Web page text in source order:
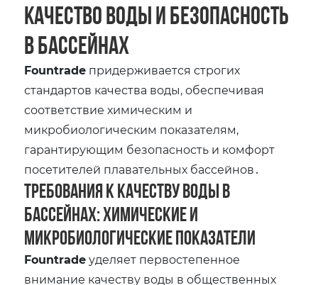
качество воды и безопасность
в бассейнах
Fountrade придерживается строгих
стандартов качества воды‚ обеспечивая
соответствие химическим и
микробиологическим показателям‚
гарантирующим безопасность и комфорт
посетителей плавательных бассейнов․
Требования к качеству воды в
бассейнах: химические и
микробиологические показатели
Fountradeуделяет первостепенное
внимание качеству воды в общественных